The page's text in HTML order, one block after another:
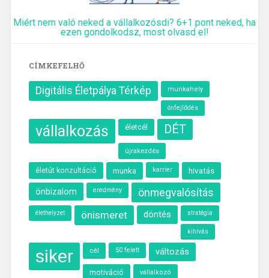
Miért nem való neked a vállalkozósdi? 6+1 pont neked, ha
ezen gondolkodsz, most olvasd el!
CÍMKEFELHŐ
Digitális Életpálya Térkép munkahely
önfejlődés
vállalkozás életcél DÉT
újrakezdés
életút konzultáció munka karrier hivatás
önbizalom eredmény önmegvalósítás
élethelyzet önismeret döntés stratégia
kihívás
siker cél 50 felett változás
motiváció vállalkozó